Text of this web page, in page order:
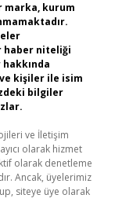
marka, kurum
haber niteliği
kişiler ile isim
bilgiler
ve İletişim
olarak hizmet
olarak denetleme
Ancak, üyelerimiz
siteye üye olarak